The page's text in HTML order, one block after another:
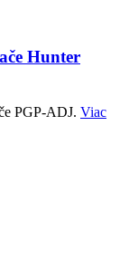
Hunter
PGP-ADJ. Viac